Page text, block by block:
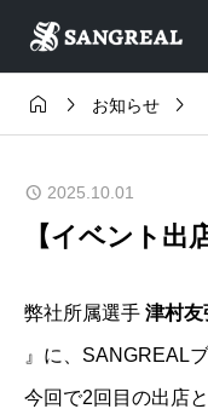
  お知らせ 
2025.10.01
【イベント出
弊社所属選手 津村友
』に、SANGREAL
今回で2回目の出店